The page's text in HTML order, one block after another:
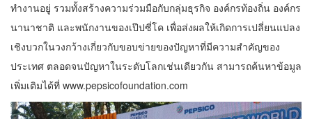
ทำงานอยู่ รวมทั้งสร้างความร่วมมือกับกลุ่มธุรกิจ องค์กรท้องถิ่น องค์กร
นานาชาติ และพนักงานของเป๊ปซี่โค เพื่อส่งผลให้เกิดการเปลี่ยนแปลง
เชิงบวกในวงกว้างเกี่ยวกับขอบข่ายของปัญหาที่มีความสำคัญของ
ประเทศ ตลอดจนปัญหาในระดับโลกเช่นเดียวกัน สามารถค้นหาข้อมูล
เพิ่มเติมได้ที่ www.pepsicofoundation.com